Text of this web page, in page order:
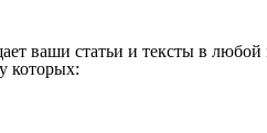
ваши статьи и тексты в любой
которых: